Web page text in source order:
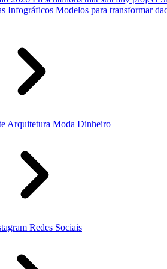
Infográficos Modelos para transformar
Arquitetura Moda Dinheiro
Redes Sociais